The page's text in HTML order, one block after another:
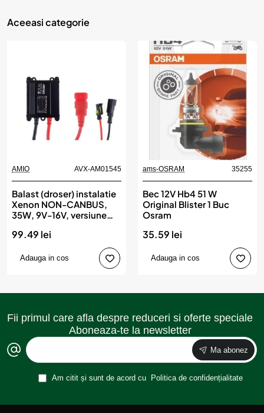
Aceeasi categorie
AMIO AVX-AM01545
Balast (droser) instalatie
Xenon NON-CANBUS,
35W, 9V-16V, versiune
99.49 lei
Adauga in cos
ams-OSRAM 35255
Bec 12V Hb4 51 W
Original Blister 1 Buc
Osram
35.59 lei
Adauga in cos
Fii primul care afla despre reduceri si oferte speciale
Aboneaza-te la newsletter
Ma abonez
Am citit și sunt de acord cu Politica de confidențialitate